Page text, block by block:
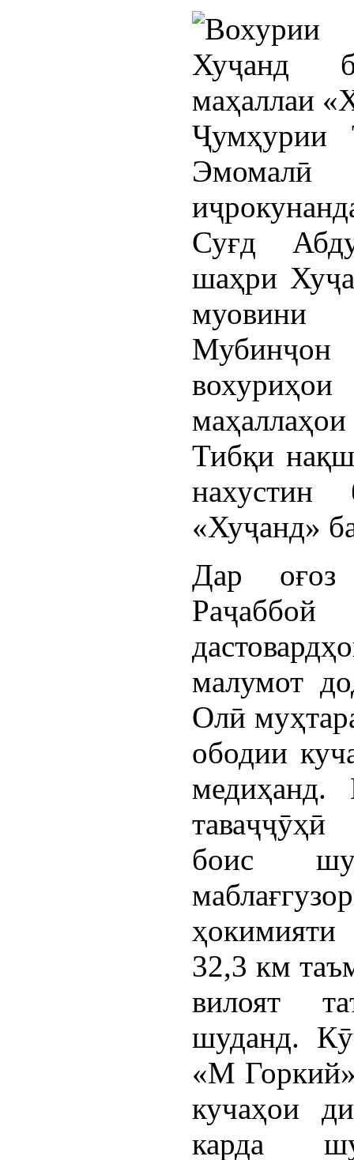
Ҷумҳурии
Суғд
шаҳри
муовини
Мубинҷон
Тибқи
нахустин
«Хуҷанд»
Дар
малумот
Олӣ
ободии
боис
32,3 км
вилоят
шуданд.
«М
кучаҳои
карда